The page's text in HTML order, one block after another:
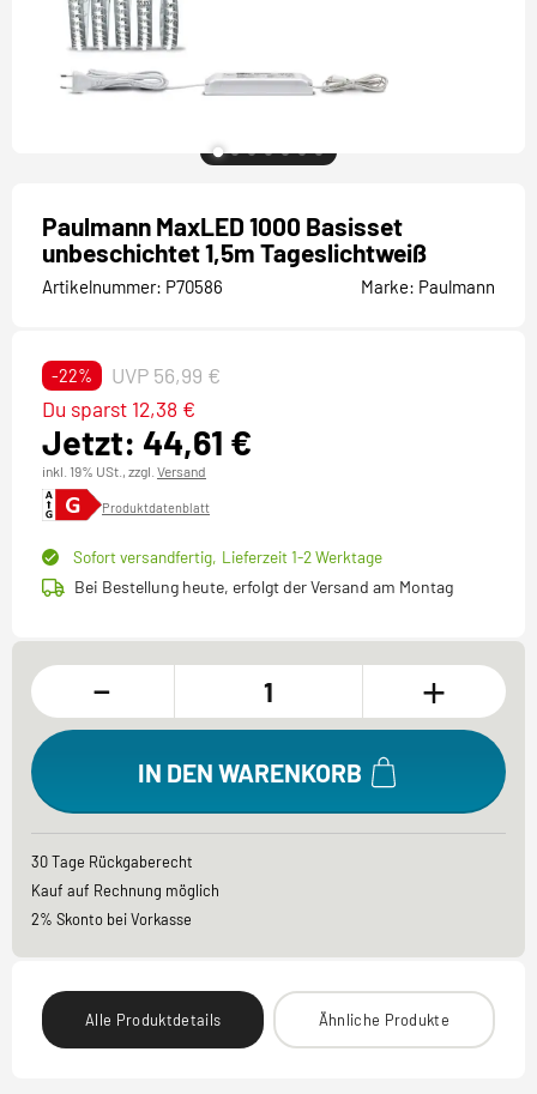
Paulmann MaxLED 1000 Basisset
unbeschichtet 1,5m Tageslichtweiß
Artikelnummer: P70586 Marke: Paulmann
-22% UVP 56,99 €
Jetzt: 44,61 €
Du sparst 12,38 €
inkl. 19% USt., zzgl. Versand
Produktdatenblatt
Sofort versandfertig, Lieferzeit 1-2 Werktage
Bei Bestellung heute, erfolgt der Versand am Montag
- +
IN DEN WARENKORB
30 Tage Rückgaberecht
Kauf auf Rechnung möglich
2% Skonto bei Vorkasse
Alle Produktdetails Ähnliche Produkte